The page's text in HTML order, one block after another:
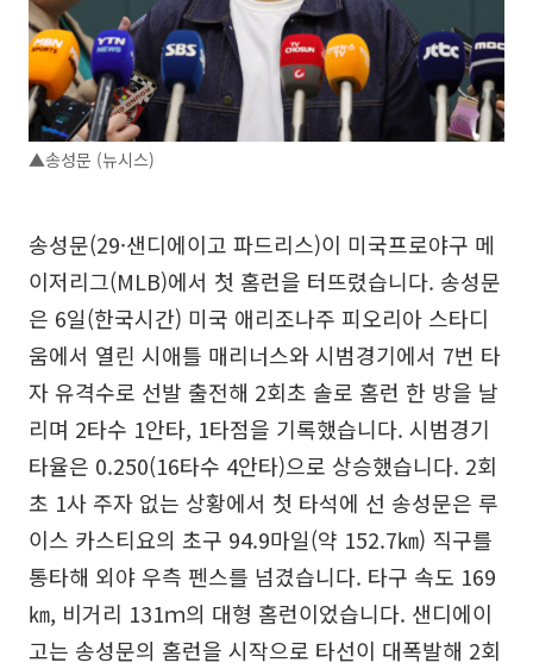
▲송성문 (뉴시스)
송성문(29·샌디에이고 파드리스)이 미국프로야구 메
이저리그(MLB)에서 첫 홈런을 터뜨렸습니다. 송성문
은 6일(한국시간) 미국 애리조나주 피오리아 스타디
움에서 열린 시애틀 매리너스와 시범경기에서 7번 타
자 유격수로 선발 출전해 2회초 솔로 홈런 한 방을 날
리며 2타수 1안타, 1타점을 기록했습니다. 시범경기
타율은 0.250(16타수 4안타)으로 상승했습니다. 2회
초 1사 주자 없는 상황에서 첫 타석에 선 송성문은 루
이스 카스티요의 초구 94.9마일(약 152.7㎞) 직구를
통타해 외야 우측 펜스를 넘겼습니다. 타구 속도 169
㎞, 비거리 131ｍ의 대형 홈런이었습니다. 샌디에이
고는 송성문의 홈런을 시작으로 타선이 대폭발해 2회